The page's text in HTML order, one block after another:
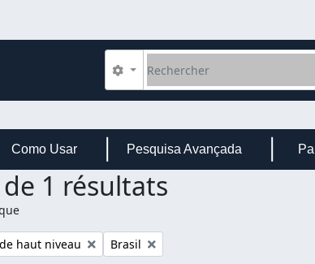
Rechercher
Search options
Como Usar Pesquisa Avançada
1 résultats
haut niveau Remove filter:
Brasil